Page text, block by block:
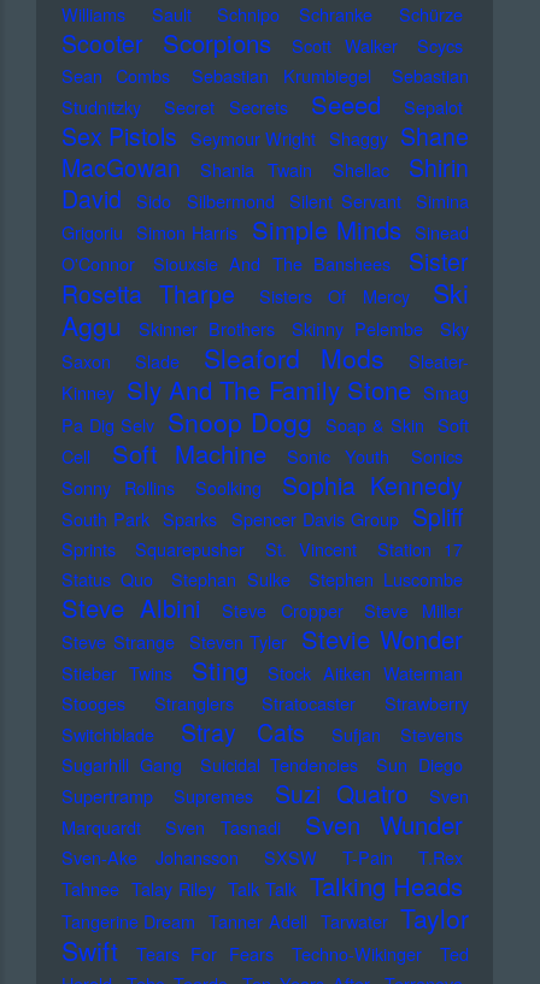
Williams
Sault Schnipo Schranke Schürze
Scooter Scorpions Scott Walker
Scycs
Sean Combs
Sebastian Krumbiegel
Sebastian
Studnitzky
Secret Secrets Seeed Sepalot
Sex Pistols Seymour Wright Shaggy Shane
MacGowan
Shania Twain Shellac
Shirin
David
Sido Silbermond Silent Servant Simina
Grigoriu Simon Harris Simple Minds Sinead
O'Connor
Siouxsie And The Banshees
Sister
Rosetta Tharpe
Sisters Of Mercy
Ski
Aggu
Skinner Brothers Skinny Pelembe
Sky
Saxon
Slade Sleaford Mods
Sleater-
Kinney Sly And The Family Stone Smag
Pa Dig Selv Snoop Dogg Soap & Skin Soft
Cell
Soft Machine Sonic Youth
Sonics
Sonny Rollins
Soolking Sophia Kennedy
South Park Sparks Spencer Davis Group Spliff
Sprints Squarepusher St. Vincent
Station 17
Status Quo
Stephan Sulke Stephen Luscombe
Steve Albini Steve Cropper
Steve Miller
Steve Strange Steven Tyler Stevie Wonder
Stieber Twins Sting
Stock Aitken Waterman
Stooges
Stranglers Stratocaster
Strawberry
Switchblade
Stray Cats
Sufjan Stevens
Sugarhill Gang
Suicidal Tendencies
Sun Diego
Supertramp
Supremes Suzi Quatro
Sven
Marquardt
Sven Tasnadi Sven Wunder
Sven-Ake Johansson SXSW T-Pain
T.Rex
Tahnee Talay Riley Talk Talk Talking Heads
Tangerine Dream Tanner Adell Tarwater Taylor
Swift
Tears For Fears Techno-Wikinger
Ted